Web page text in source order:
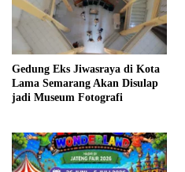
Gedung Eks Jiwasraya di Kota
Lama Semarang Akan Disulap
jadi Museum Fotografi